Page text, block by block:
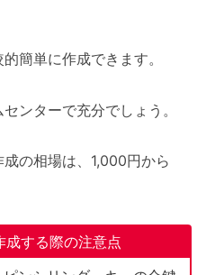
簡単に作成できます。
ンターで充分でしょう。
の相場は、1,000円から
成する際の注意点